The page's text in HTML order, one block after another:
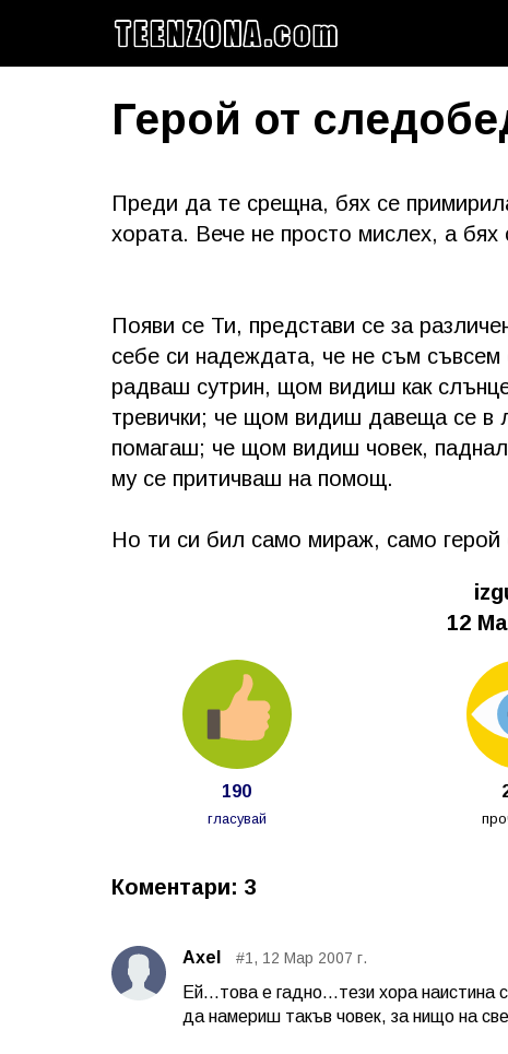
Герой от
Преди да те срещна, бях се
хората. Вече не просто мислех, а бях
Появи се Ти, представи се за
себе си надеждата, че не съм
радваш сутрин, щом видиш как
тревички; че щом видиш давеща се в
помагаш; че щом видиш човек,
му се притичваш на помощ.
Но ти си бил само мираж, само
12
190
гласувай
Коментари: 3
Axel #1, 12 Мар 2007 г.
Ей...това е гадно...тези хора
да намериш такъв човек, за нищо на